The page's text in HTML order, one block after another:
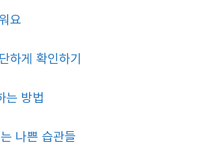
요
하게 확인하기
는 방법
나쁜 습관들